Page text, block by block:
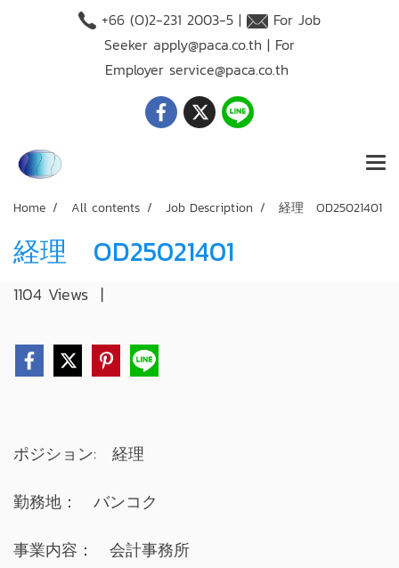
+66 (O)2-231 2003-5 |
For Job
Seeker apply@paca.co.th | For
Employer service@paca.co.th
Home All contents Job Description 経理 OD25021401
経理 OD25021401
1104 Views |
ポジション: 経理
勤務地： バンコク
事業内容： 会計事務所